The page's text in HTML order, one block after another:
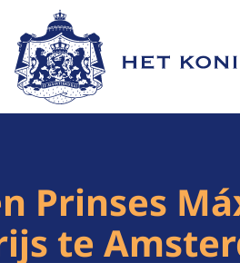
Naar de homepage van Het
Prinses
te